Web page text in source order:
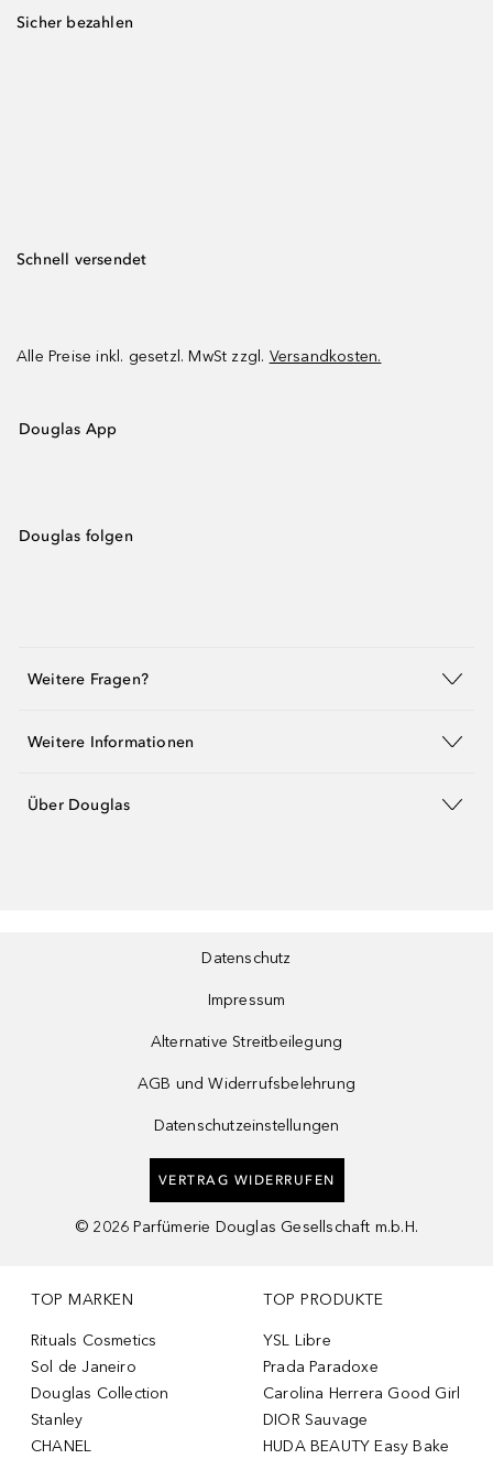
Sicher bezahlen
Schnell versendet
Alle Preise inkl. gesetzl. MwSt zzgl. Versandkosten.
Douglas App
Douglas folgen
Weitere Fragen?
Weitere Informationen
Über Douglas
Datenschutz
Impressum
Alternative Streitbeilegung
AGB und Widerrufsbelehrung
Datenschutzeinstellungen
VERTRAG WIDERRUFEN
© 2026 Parfümerie Douglas Gesellschaft m.b.H.
TOP MARKEN
Rituals Cosmetics
Sol de Janeiro
Douglas Collection
Stanley
CHANEL
TOP PRODUKTE
YSL Libre
Prada Paradoxe
Carolina Herrera Good Girl
DIOR Sauvage
HUDA BEAUTY Easy Bake